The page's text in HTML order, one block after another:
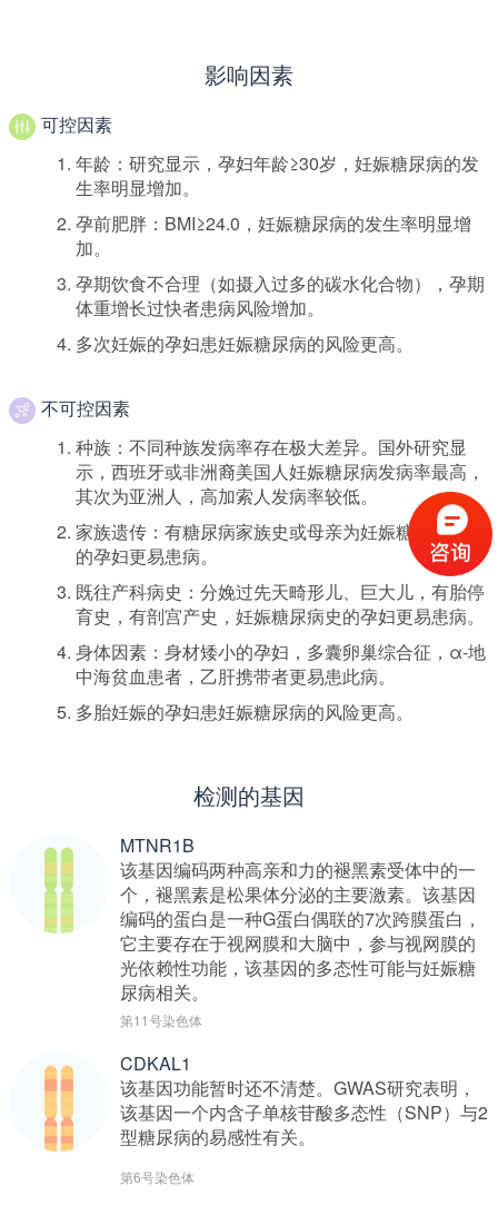
影响因素
可控因素
年龄：研究显示，孕妇年龄≥30岁，妊娠糖尿病的发
生率明显增加。
孕前肥胖：BMI≥24.0，妊娠糖尿病的发生率明显增
加。
孕期饮食不合理（如摄入过多的碳水化合物），孕期
体重增长过快者患病风险增加。
多次妊娠的孕妇患妊娠糖尿病的风险更高。
不可控因素
种族：不同种族发病率存在极大差异。国外研究显
示，西班牙或非洲裔美国人妊娠糖尿病发病率最高，
其次为亚洲人，高加索人发病率较低。
家族遗传：有糖尿病家族史或母亲为妊娠糖尿病患者
的孕妇更易患病。
既往产科病史：分娩过先天畸形儿、巨大儿，有胎停
育史，有剖宫产史，妊娠糖尿病史的孕妇更易患病。
身体因素：身材矮小的孕妇，多囊卵巢综合征，α-地
中海贫血患者，乙肝携带者更易患此病。
多胎妊娠的孕妇患妊娠糖尿病的风险更高。
检测的基因
MTNR1B
该基因编码两种高亲和力的褪黑素受体中的一
个，褪黑素是松果体分泌的主要激素。该基因
编码的蛋白是一种G蛋白偶联的7次跨膜蛋白，
它主要存在于视网膜和大脑中，参与视网膜的
光依赖性功能，该基因的多态性可能与妊娠糖
尿病相关。
第11号染色体
CDKAL1
该基因功能暂时还不清楚。GWAS研究表明，
该基因一个内含子单核苷酸多态性（SNP）与2
型糖尿病的易感性有关。
第6号染色体